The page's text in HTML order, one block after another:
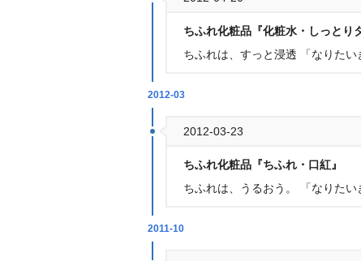
ちふれ化粧品『化粧水・しっとり
ちふれは、すっと浸透 「なりた
2012-03
2012-03-23
ちふれ化粧品『ちふれ・口紅』
ちふれは、うるおう。 「なりた
2011-10